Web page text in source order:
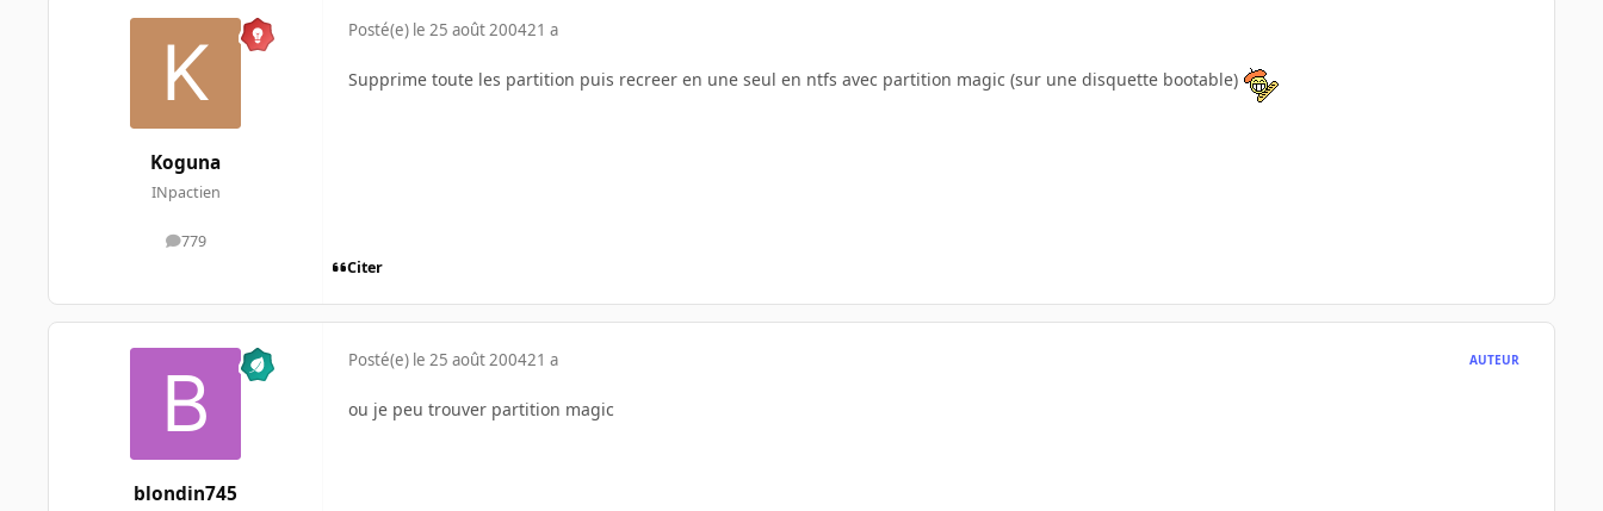
Koguna
INpactien
779
messages
Posté(e) le 25 août 200421 a
Supprime toute les partition puis recreer en une seul en ntfs avec partition magic (sur une disquette bootable)
Citer
blondin745
Posté(e) le 25 août 200421 a AUTEUR
ou je peu trouver partition magic